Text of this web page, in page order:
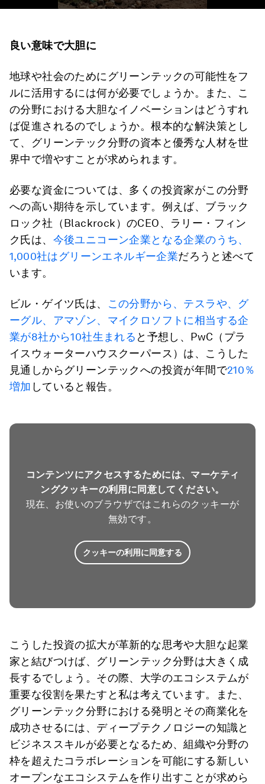
良い意味で大胆に
地球や社会のためにグリーンテックの可能性をフ
ルに活用するには何が必要でしょうか。また、こ
の分野における大胆なイノベーションはどうすれ
ば促進されるのでしょうか。根本的な解決策とし
て、グリーンテック分野の資本と優秀な人材を世
界中で増やすことが求められます。
必要な資金については、多くの投資家がこの分野
への高い期待を示しています。例えば、ブラック
ロック社（Blackrock）のCEO、ラリー・フィン
ク氏は、 今後ユニコーン企業となる企業のうち、
1,000社はグリーンエネルギー企業だろうと述べて
います。
ビル・ゲイツ氏は、
この分野から、テスラや、グ
ーグル、アマゾン、マイクロソフトに相当する企
業が8社から10社生まれる と予想し、PwC（プラ
イスウォーターハウスクーパース）は、こうした
見通しからグリーンテックへの投資が年間で210％
増加 していると報告。
コンテンツにアクセスするためには、マーケティ
ングクッキーの利用に同意してください。
現在、お使いのブラウザではこれらのクッキーが
無効です。
クッキーの利用に同意する
こうした投資の拡大が革新的な思考や大胆な起業
家と結びつけば、グリーンテック分野は大きく成
長するでしょう。その際、大学のエコシステムが
重要な役割を果たすと私は考えています。また、
グリーンテック分野における発明とその商業化を
成功させるには、ディープテクノロジーの知識と
ビジネススキルが必要となるため、組織や分野の
枠を超えたコラボレーションを可能にする新しい
オープンなエコシステムを作り出すことが求めら